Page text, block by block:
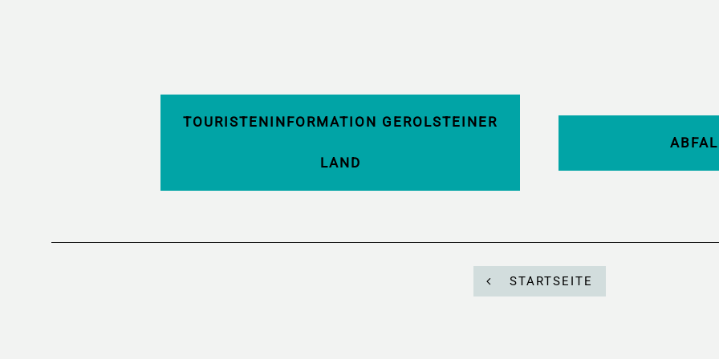
TOURISTENINFORMATION GEROLSTEINER
LAND
STARTSEITE